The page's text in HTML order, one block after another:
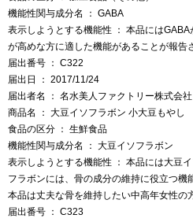
機能性関与成分名 ： GABA
表示しようとする機能性 ： 本品には
が高めな方に適した機能があることが報告
届出番号 ： C322
届出日 ： 2017/11/24
届出者名 ： 名水美人ファクトリー株式会社
商品名 ： 大豆イソフラボン 小大豆もやし
食品の区分 ： 生鮮食品
機能性関与成分名 ： 大豆イソフラボン
表示しようとする機能性 ： 本品には大豆
フラボンには、骨の成分の維持に役立つ機
本品は丈夫な骨を維持したい中高年女性の
届出番号 ： C323